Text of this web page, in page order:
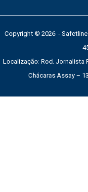
Copyright © 2026 - Safetline
Localização: Rod. Jornalista
Chácaras Assay –